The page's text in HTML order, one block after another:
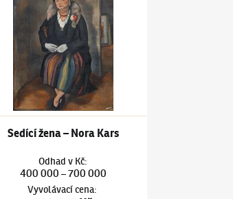
Sedící žena – Nora Kars
Odhad v Kč:
400 000 –700 000
Vyvolávací cena: